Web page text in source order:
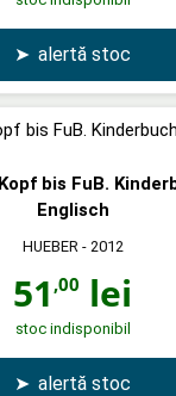
➤ alertă stoc
bis FuB.
Englisch
HUEBER - 2012
51 ,00 lei
stoc indisponibil
➤ alertă stoc